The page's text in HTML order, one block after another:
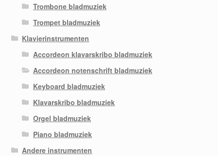
Trombone bladmuziek
Trompet bladmuziek
Klavierinstrumenten
Accordeon klavarskribo bladmuziek
Accordeon notenschrift bladmuziek
Keyboard bladmuziek
Klavarskribo bladmuziek
Orgel bladmuziek
Piano bladmuziek
Andere instrumenten